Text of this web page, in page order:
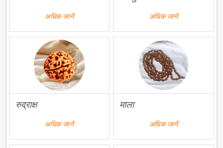
अधिक जानें अधिक जानें
रुद्राक्ष
अधिक जानें
माला
अधिक जानें